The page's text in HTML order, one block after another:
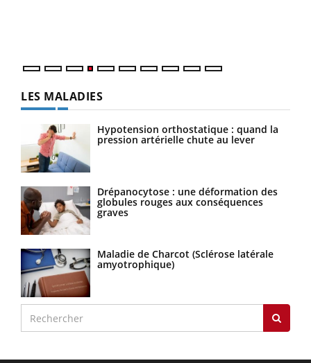
LES MALADIES
Hypotension orthostatique : quand la
pression artérielle chute au lever
Drépanocytose : une déformation des
globules rouges aux conséquences
graves
Maladie de Charcot (Sclérose latérale
amyotrophique)